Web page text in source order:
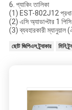
6. প্যাকিং তালিকা
(1) EST-802J12
(2) এসি অ্যাডাপ্টার 1 পিসি
(3) ব্যবহারকারী ম্যানুয়াল
ছোট জিপিএস ট্র্যাকার মিনি